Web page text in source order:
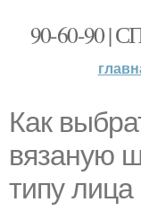
90-60-90
Как
вязаную
типу лица